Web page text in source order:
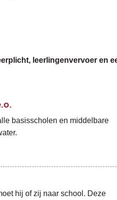
leerlingenvervoer en
basisscholen en middelbare
hij of zij naar school. Deze